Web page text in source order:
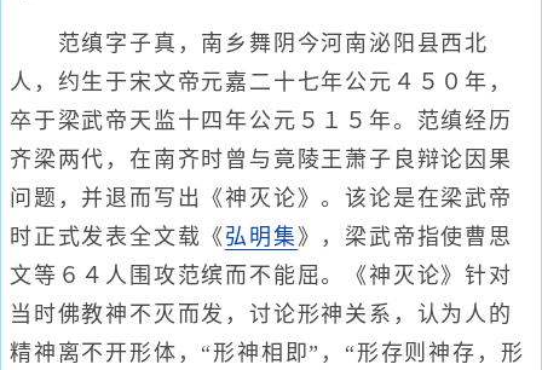
范缜字子真，南乡舞阴今河南泌阳县西北
人，约生于宋文帝元嘉二十七年公元４５０年，
卒于梁武帝天监十四年公元５１５年。范缜经历
齐梁两代，在南齐时曾与竟陵王萧子良辩论因果
问题，并退而写出《神灭论》。该论是在梁武帝
时正式发表全文载《 弘明集 》，梁武帝指使曹思
文等６４人围攻范缤而不能屈。《神灭论》针对
当时佛教神不灭而发，讨论形神关系，认为人的
精神离不开形体，“形神相即”，“形存则神存，形